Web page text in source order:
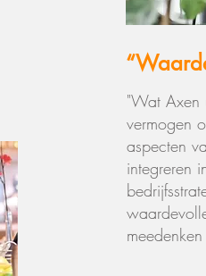
"Wat Axen
vermogen
aspecten
integreren